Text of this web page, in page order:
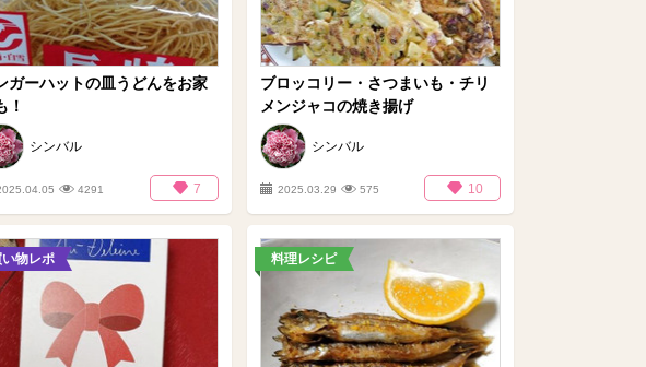
ガーハットの皿うどんをお家
！
シンバル
4291 7
ブロッコリー・さつまいも・チリ
メンジャコの焼き揚げ
シンバル
2025.03.29 575 10
い物レポ 料理レシピ